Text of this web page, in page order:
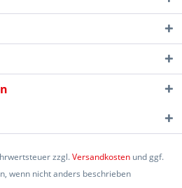
zzgl.Versandkosten und ggf.
wenn nicht anders beschrieben